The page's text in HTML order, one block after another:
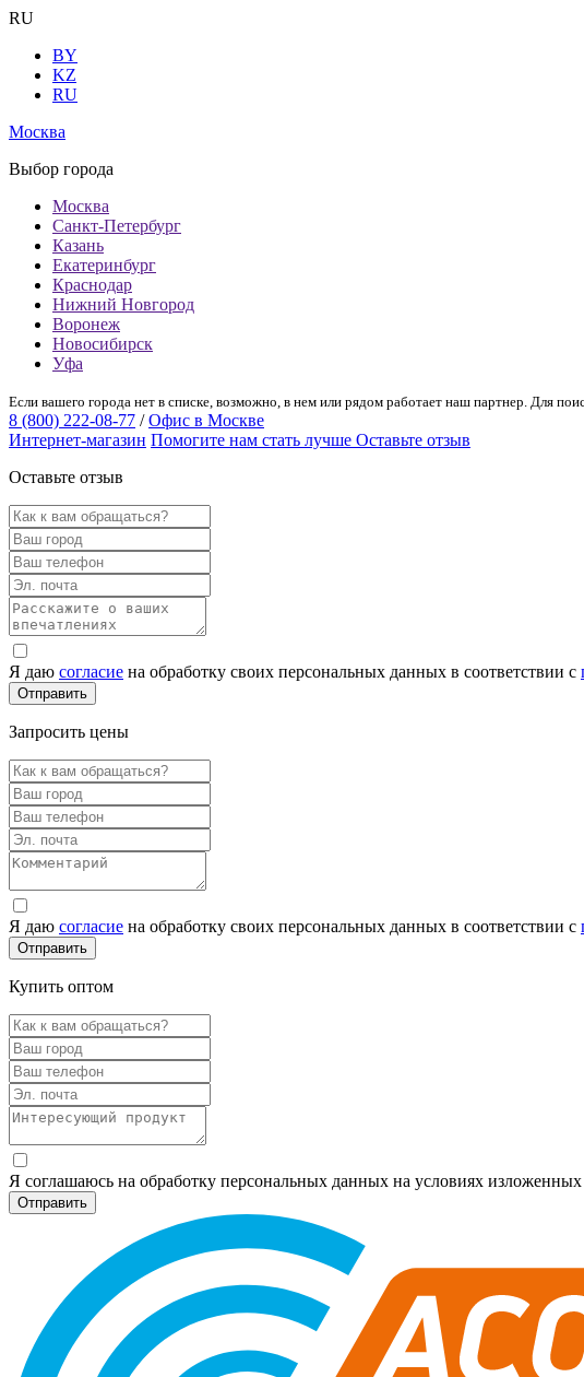
RU
BY
KZ
RU
Москва
Выбор города
Москва
Санкт-Петербург
Казань
Екатеринбург
Краснодар
Нижний Новгород
Воронеж
Новосибирск
Уфа
Если вашего города нет в списке, возможно, в нем или рядом работает наш партнер. Для
8 (800) 222-08-77 / Офис в Москве
Интернет-магазин Помогите нам стать лучше Оставьте отзыв
Оставьте отзыв
Я даю согласие на обработку своих персональных данных в соответствии с
Запросить цены
Я даю согласие на обработку своих персональных данных в соответствии с
Купить оптом
Я соглашаюсь на обработку персональных данных на условиях изложенных